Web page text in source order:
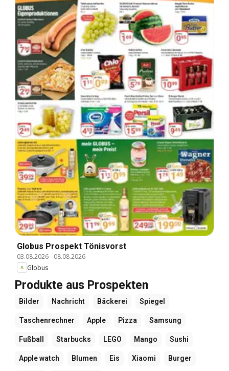
Globus Prospekt Tönisvorst
03.08.2026- 08.08.2026
Globus
Produkte aus Prospekten
Bilder Nachricht Bäckerei Spiegel
Taschenrechner Apple Pizza Samsung
Fußball Starbucks LEGO Mango Sushi
Apple watch Blumen Eis Xiaomi Burger